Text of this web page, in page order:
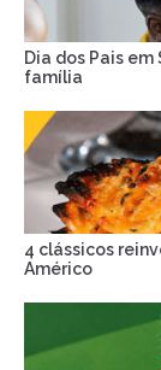
Dia dos Pais
família
4 clássicos
Américo